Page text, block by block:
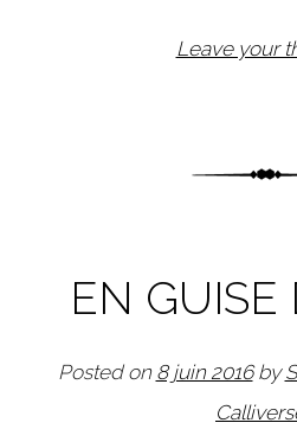
Leave your
EN GUISE
Posted on 8 juin 2016by